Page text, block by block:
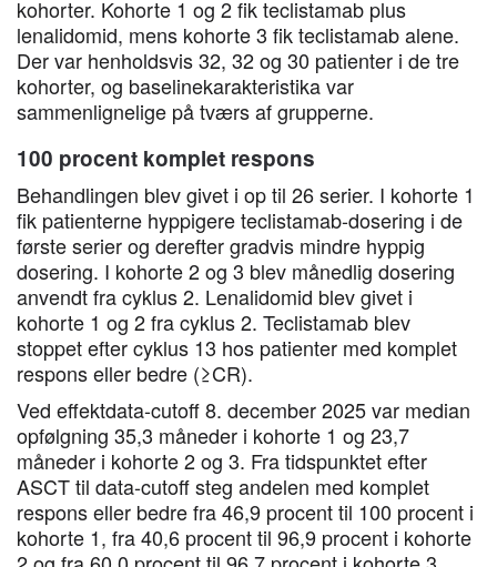
kohorter. Kohorte 1 og 2 fik teclistamab plus
lenalidomid, mens kohorte 3 fik teclistamab alene.
Der var henholdsvis 32, 32 og 30 patienter i de tre
kohorter, og baselinekarakteristika var
sammenlignelige på tværs af grupperne.
100 procent komplet respons
Behandlingen blev givet i op til 26 serier. I kohorte 1
fik patienterne hyppigere teclistamab-dosering i de
første serier og derefter gradvis mindre hyppig
dosering. I kohorte 2 og 3 blev månedlig dosering
anvendt fra cyklus 2. Lenalidomid blev givet i
kohorte 1 og 2 fra cyklus 2. Teclistamab blev
stoppet efter cyklus 13 hos patienter med komplet
respons eller bedre (≥CR).
Ved effektdata-cutoff 8. december 2025 var median
opfølgning 35,3 måneder i kohorte 1 og 23,7
måneder i kohorte 2 og 3. Fra tidspunktet efter
ASCT til data-cutoff steg andelen med komplet
respons eller bedre fra 46,9 procent til 100 procent i
kohorte 1, fra 40,6 procent til 96,9 procent i kohorte